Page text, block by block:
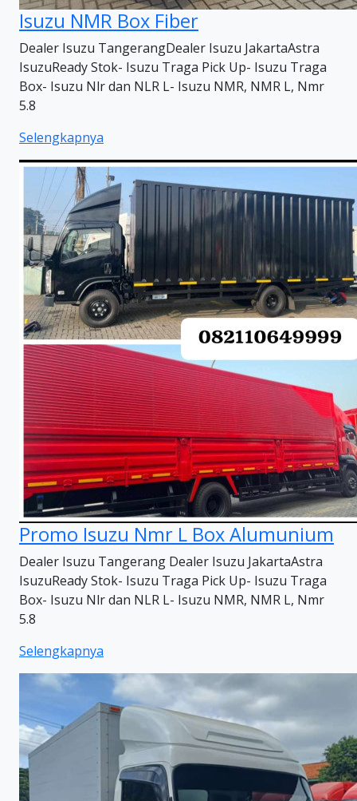
Isuzu NMR Box Fiber
Dealer Isuzu TangerangDealer Isuzu JakartaAstra
IsuzuReady Stok- Isuzu Traga Pick Up- Isuzu Traga
Box- Isuzu Nlr dan NLR L- Isuzu NMR, NMR L, Nmr
5.8
Selengkapnya
Promo Isuzu Nmr L Box Alumunium
Dealer Isuzu Tangerang Dealer Isuzu JakartaAstra
IsuzuReady Stok- Isuzu Traga Pick Up- Isuzu Traga
Box- Isuzu Nlr dan NLR L- Isuzu NMR, NMR L, Nmr
5.8
Selengkapnya